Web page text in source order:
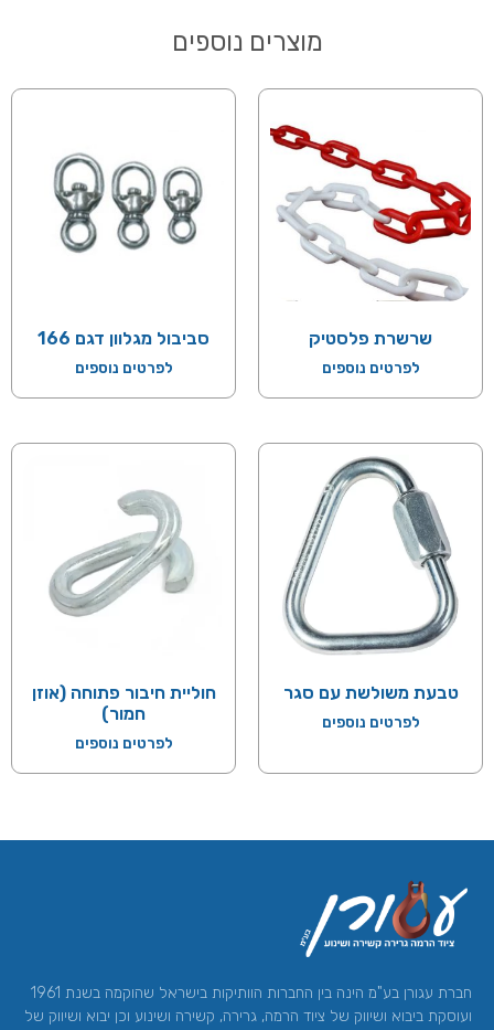
מוצרים נוספים
שרשרת פלסטיק
לפרטים נוספים
סביבול מגלוון דגם 166
לפרטים נוספים
טבעת משולשת עם סגר
לפרטים נוספים
חוליית חיבור פתוחה (אוזן
חמור)
לפרטים נוספים
חברת עגורן בע"מ הינה בין החברות הוותיקות בישראל שהוקמה בשנת 1961
ועוסקת ביבוא ושיווק של ציוד הרמה, גרירה, קשירה ושינוע וכן יבוא ושיווק של